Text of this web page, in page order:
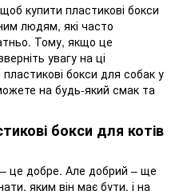
купити пластикові бокси
людям, які часто
Тому, якщо це
увагу на ці
бокси для собак у
на будь-який смак та
бокси для котів
це добре. Але добрий – ще
яким він має бути, і на